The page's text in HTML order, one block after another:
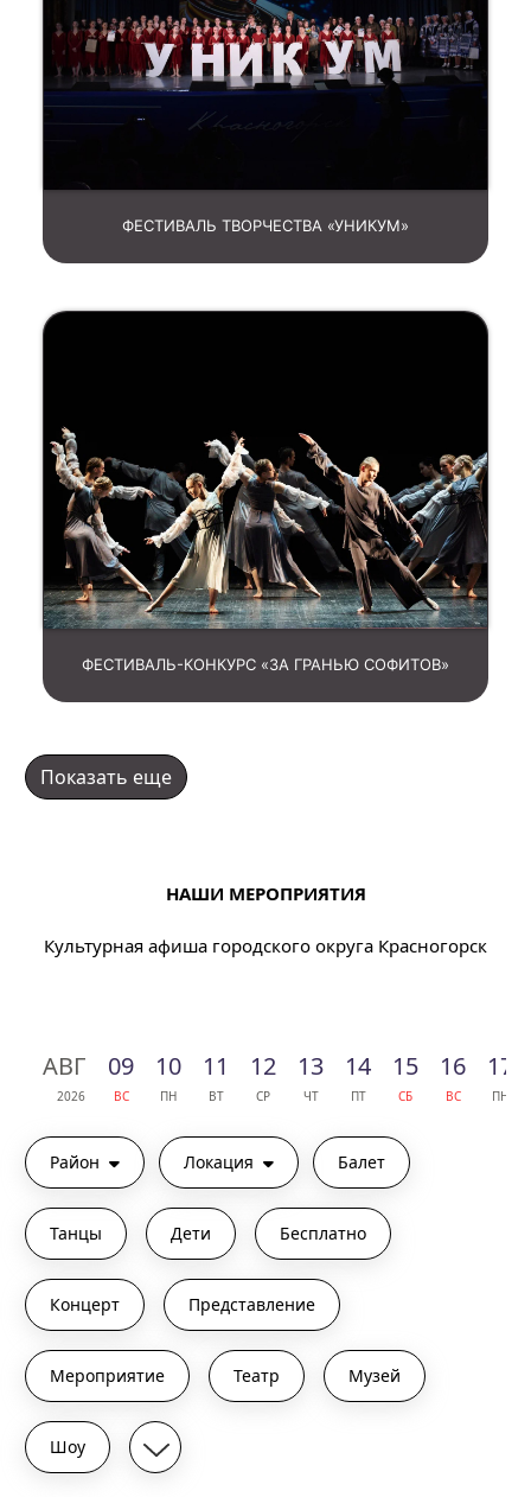
ФЕСТИВАЛЬ ТВОРЧЕСТВА «УНИКУМ»
ФЕСТИВАЛЬ-КОНКУРС «ЗА ГРАНЬЮ СОФИТОВ»
Показать еще
НАШИ МЕРОПРИЯТИЯ
Культурная афиша городского округа Красногорск
АВГ
2026
09
ВС
10
ПН
11
ВТ
12
СР
13
ЧТ
14
ПТ
15
СБ
16
ВС
17
ПН
Район Локация Балет
Танцы Дети Бесплатно
Концерт Представление
Мероприятие Театр Музей
Шоу